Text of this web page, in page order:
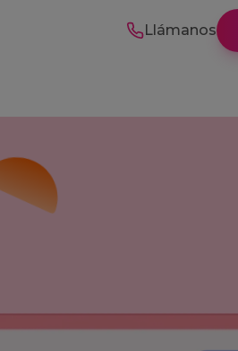
Llámanos